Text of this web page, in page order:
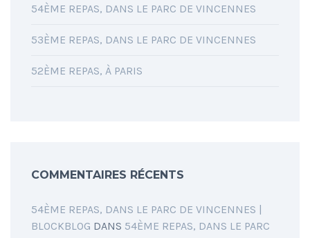
54ÈME REPAS, DANS LE PARC DE VINCENNES
53ÈME REPAS, DANS LE PARC DE VINCENNES
52ÈME REPAS, À PARIS
COMMENTAIRES RÉCENTS
54ÈME REPAS, DANS LE PARC DE VINCENNES |
BLOCKBLOG DANS 54ÈME REPAS, DANS LE PARC